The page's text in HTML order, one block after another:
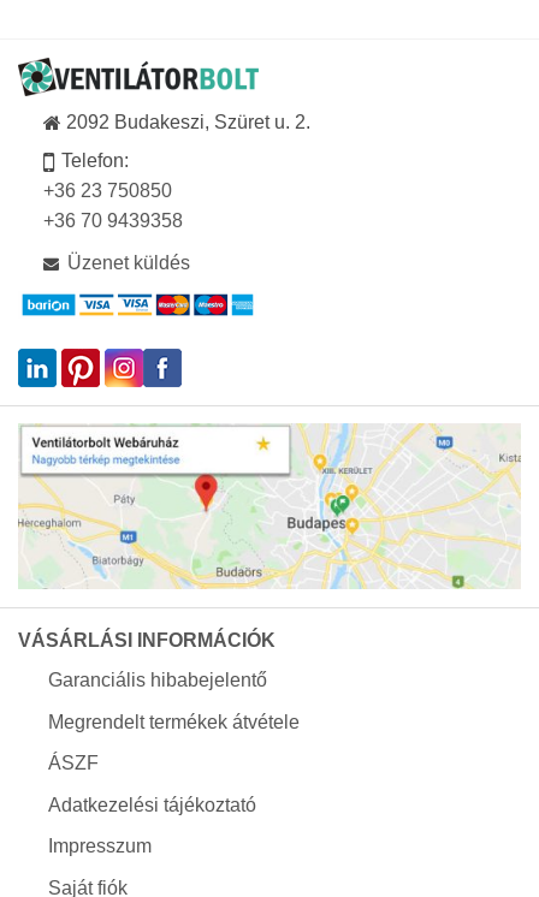
2092 Budakeszi, Szüret u. 2.
Telefon:
+36 23 750850
+36 70 9439358
Üzenet küldés
VÁSÁRLÁSI INFORMÁCIÓK
Garanciális hibabejelentő
Megrendelt termékek átvétele
ÁSZF
Adatkezelési tájékoztató
Impresszum
Saját fiók